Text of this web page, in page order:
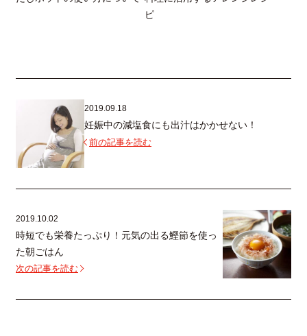
ピ
2019.09.18
妊娠中の減塩食にも出汁はかかせない！
前の記事を読む
2019.10.02
時短でも栄養たっぷり！元気の出る鰹節を使っ
た朝ごはん
次の記事を読む